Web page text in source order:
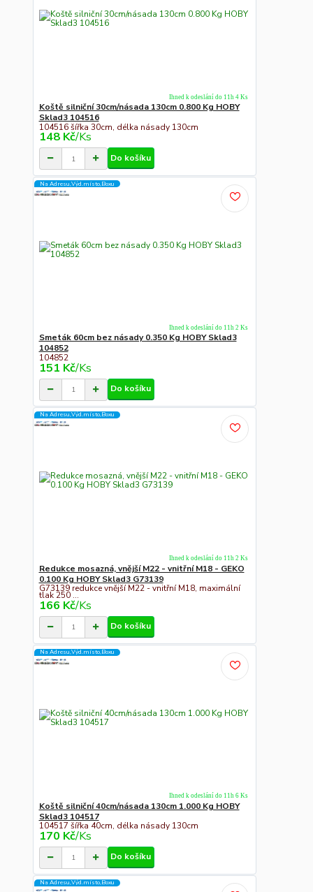
Koště silniční 30cm/násada 130cm 0.800 Kg HOBY
Sklad3 104516
104516 šířka 30cm, délka násady 130cm
148 Kč/Ks
Ihned k odeslání do 11h 4 Ks
Do košíku
Na Adresu,Výd.místo,Boxu
Smeták 60cm bez násady 0.350 Kg HOBY Sklad3
104852
104852
151 Kč/Ks
Ihned k odeslání do 11h 2 Ks
Do košíku
Na Adresu,Výd.místo,Boxu
Redukce mosazná, vnější M22 - vnitřní M18 - GEKO
0.100 Kg HOBY Sklad3 G73139
G73139 redukce vnější M22 - vnitřní M18, maximální
tlak 250 ...
166 Kč/Ks
Ihned k odeslání do 11h 2 Ks
Do košíku
Na Adresu,Výd.místo,Boxu
Koště silniční 40cm/násada 130cm 1.000 Kg HOBY
Sklad3 104517
104517 šířka 40cm, délka násady 130cm
170 Kč/Ks
Ihned k odeslání do 11h 6 Ks
Do košíku
Na Adresu,Výd.místo,Boxu